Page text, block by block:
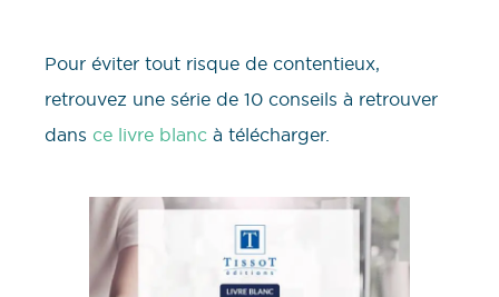
Pour éviter tout risque de contentieux,
retrouvez une série de 10 conseils à retrouver
dans ce livre blanc à télécharger.